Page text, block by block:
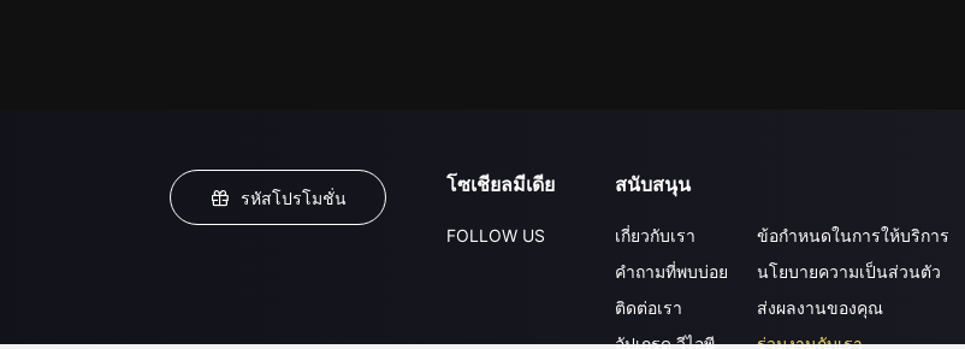
รหัสโปรโมชั่น
โซเชียลมีเดีย
FOLLOW US
สนับสนุน
เกี่ยวกับเรา
คำถามที่พบบ่อย
ติดต่อเรา
อัปเกรด วีไอพี
ข้อกำหนดในการให้บริการ
นโยบายความเป็นส่วนตัว
ส่งผลงานของคุณ
ร่วมงานกับเรา